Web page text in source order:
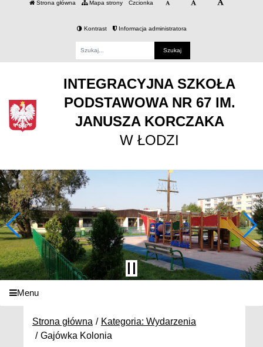
Strona główna Mapa strony Czcionka
Kontrast Informacja administratora
INTEGRACYJNA SZKOŁA
PODSTAWOWA NR 67 IM.
JANUSZA KORCZAKA
W ŁODZI
Menu
Strona główna
Kategoria: Wydarzenia
Gajówka Kolonia